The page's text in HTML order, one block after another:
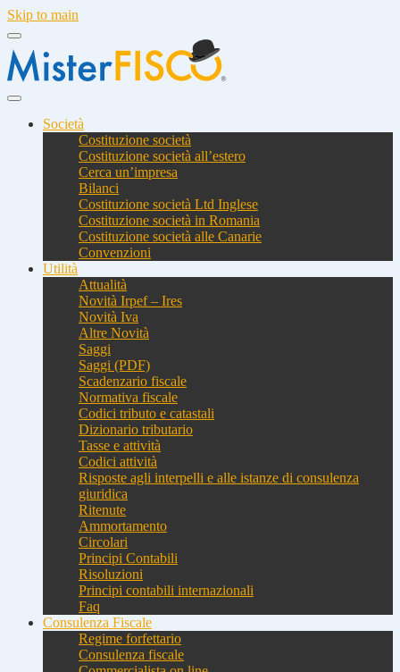
Skip to main
Società
Costituzione società
Costituzione società all’estero
Cerca un’impresa
Bilanci
Costituzione società Ltd Inglese
Costituzione società in Romania
Costituzione società alle Canarie
Convenzioni
Utilità
Attualità
Novità Irpef – Ires
Novità Iva
Altre Novità
Saggi
Saggi (PDF)
Scadenzario fiscale
Normativa fiscale
Codici tributo e catastali
Dizionario tributario
Tasse e attività
Codici attività
Risposte agli interpelli e alle istanze di consulenza
giuridica
Ritenute
Ammortamento
Circolari
Principi Contabili
Risoluzioni
Principi contabili internazionali
Faq
Consulenza Fiscale
Regime forfettario
Consulenza fiscale